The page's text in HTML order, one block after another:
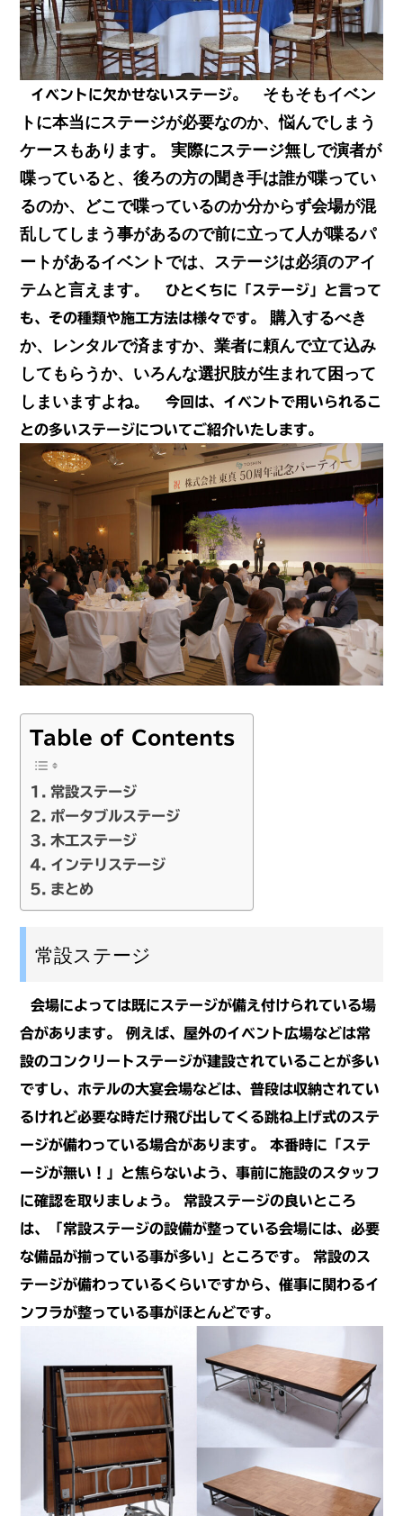
イベントに欠かせないステージ。
そもそもイベン
トに本当にステージが必要なのか、悩んでしまう
ケースもあります。
実際にステージ無しで演者が
喋っていると、後ろの方の聞き手は誰が喋ってい
るのか、どこで喋っているのか分からず会場が混
乱してしまう事があるので前に立って人が喋るパ
ートがあるイベントでは、ステージは必須のアイ
テムと言えます。
ひとくちに「ステージ」と言って
も、その種類や施工方法は様々です。
購入するべき
か、レンタルで済ますか、業者に頼んで立て込み
してもらうか、いろんな選択肢が生まれて困って
しまいますよね。
今回は、イベントで用いられるこ
との多いステージについてご紹介いたします。
Table of Contents
常設ステージ
ポータブルステージ
木工ステージ
インテリステージ
まとめ
常設ステージ
会場によっては既にステージが備え付けられている場
合があります。
例えば、屋外のイベント広場などは常
設のコンクリートステージが建設されていることが多い
ですし、ホテルの大宴会場などは、普段は収納されてい
るけれど必要な時だけ飛び出してくる跳ね上げ式のステ
ージが備わっている場合があります。
本番時に「ステ
ージが無い！」と焦らないよう、事前に施設のスタッフ
に確認を取りましょう。
常設ステージの良いところ
は、「常設ステージの設備が整っている会場には、必要
な備品が揃っている事が多い」ところです。
常設のス
テージが備わっているくらいですから、催事に関わるイ
ンフラが整っている事がほとんどです。